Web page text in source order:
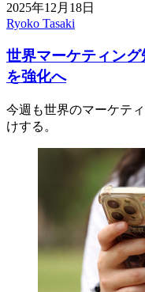
2025年12月18日
Ryoko Tasaki
世界マーケティン
を強化へ
今週も世界のマーケテ
けする。